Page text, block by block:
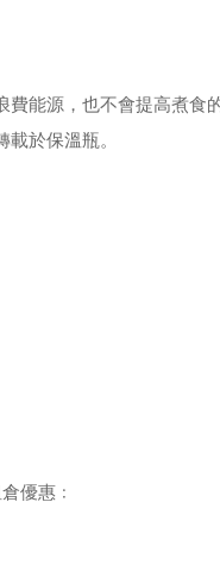
能源，也不會提高煮食
於保溫瓶。
優惠﹕